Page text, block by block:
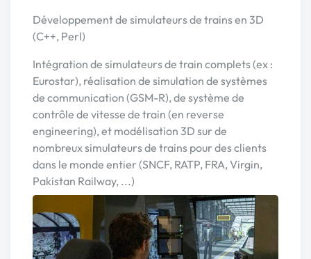
Développement de simulateurs de trains en 3D
(C++, Perl)
Intégration de simulateurs de train complets (ex :
Eurostar), réalisation de simulation de systèmes
de communication (GSM-R), de système de
contrôle de vitesse de train (en reverse
engineering), et modélisation 3D sur de
nombreux simulateurs de trains pour des clients
dans le monde entier (SNCF, RATP, FRA, Virgin,
Pakistan Railway, ...)